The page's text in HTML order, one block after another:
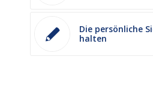
Die persönliche
halten